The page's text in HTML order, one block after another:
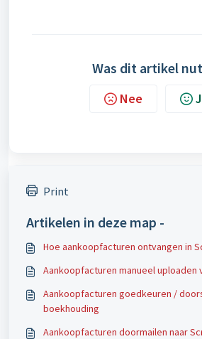
Was dit artikel
Nee
Print
Artikelen in deze map -
Hoe aankoopfacturen ontvangen in
Aankoopfacturen manueel uploaden
Aankoopfacturen goedkeuren /
boekhouding
Aankoopfacturen doormailen naar